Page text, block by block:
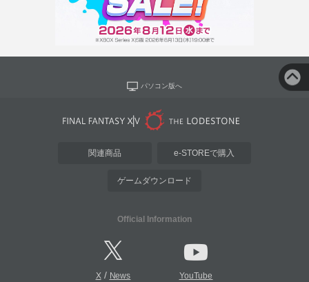
パソコン版へ
関連商品 e-STOREで購入
ゲームダウンロード
Official Information
X/ News YouTube